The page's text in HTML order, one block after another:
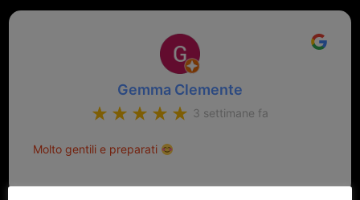
Gemma Clemente
3 settimane fa
Molto gentili e preparati